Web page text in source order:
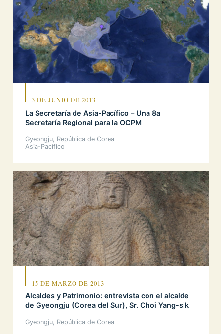
3 DE JUNIO DE 2013
La Secretaría de Asia-Pacífico – Una 8a
Secretaría Regional para la OCPM
Gyeongju, República de Corea
Asia-Pacífico
15 DE MARZO DE 2013
Alcaldes y Patrimonio: entrevista con el alcalde
de Gyeongju (Corea del Sur), Sr. Choi Yang-sik
Gyeongju, República de Corea